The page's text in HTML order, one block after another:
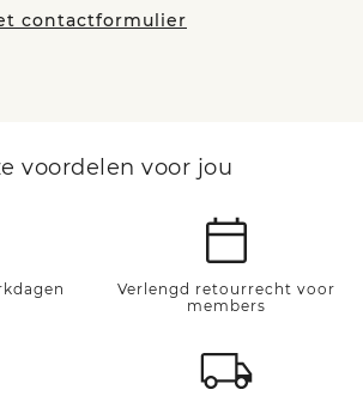
contactformulier
voordelen voor jou
Verlengd retourrecht voor
members